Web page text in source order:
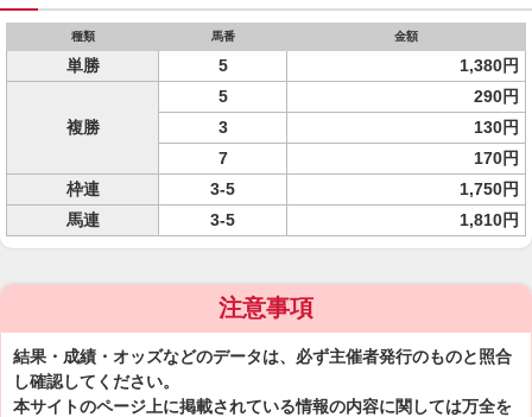
種類 馬番 金額
単勝 5 1,380円
複勝
5
290円
3
130円
7
170円
枠連
3-5
1,750円
馬連
3-5 1,810円
注意事項
結果・成績・オッズなどのデータは、必ず主催者発行のものと照合
し確認してください。
本サイトのページ上に掲載されている情報の内容に関しては万全を